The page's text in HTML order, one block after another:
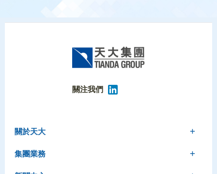
關注我們
關於天大
集團業務